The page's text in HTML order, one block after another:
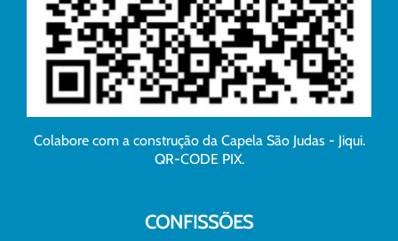
Colabore com a construção da Capela São Judas - Jiqui.
QR-CODE PIX.
CONFISSÕES